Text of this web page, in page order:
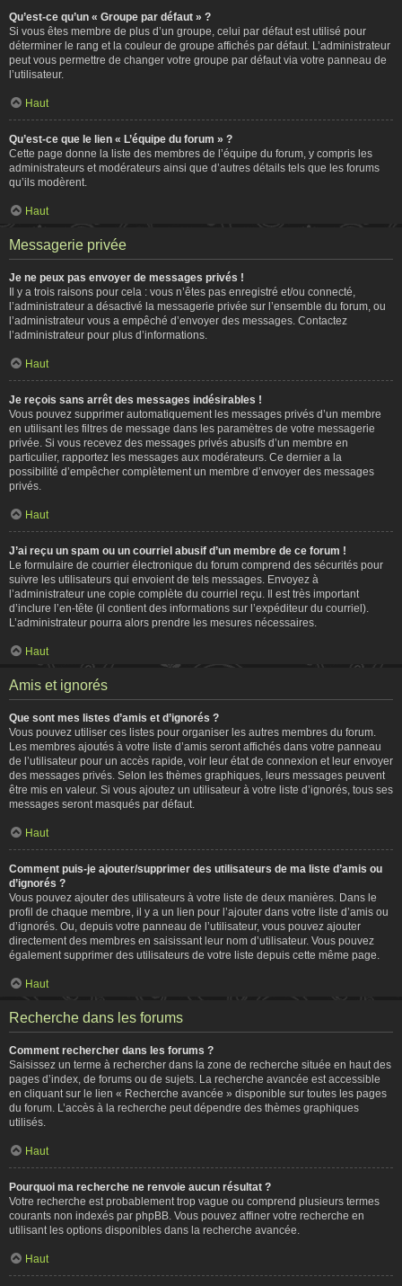
Qu’est-ce qu’un « Groupe par défaut » ?
Si vous êtes membre de plus d’un groupe, celui par défaut est utilisé pour
déterminer le rang et la couleur de groupe affichés par défaut. L’administrateur
peut vous permettre de changer votre groupe par défaut via votre panneau de
l’utilisateur.
Haut
Qu’est-ce que le lien « L’équipe du forum » ?
Cette page donne la liste des membres de l’équipe du forum, y compris les
administrateurs et modérateurs ainsi que d’autres détails tels que les forums
qu’ils modèrent.
Haut
Messagerie privée
Je ne peux pas envoyer de messages privés !
Il y a trois raisons pour cela : vous n’êtes pas enregistré et/ou connecté,
l’administrateur a désactivé la messagerie privée sur l’ensemble du forum, ou
l’administrateur vous a empêché d’envoyer des messages. Contactez
l’administrateur pour plus d’informations.
Haut
Je reçois sans arrêt des messages indésirables !
Vous pouvez supprimer automatiquement les messages privés d’un membre
en utilisant les filtres de message dans les paramètres de votre messagerie
privée. Si vous recevez des messages privés abusifs d’un membre en
particulier, rapportez les messages aux modérateurs. Ce dernier a la
possibilité d’empêcher complètement un membre d’envoyer des messages
privés.
Haut
J’ai reçu un spam ou un courriel abusif d’un membre de ce forum !
Le formulaire de courrier électronique du forum comprend des sécurités pour
suivre les utilisateurs qui envoient de tels messages. Envoyez à
l’administrateur une copie complète du courriel reçu. Il est très important
d’inclure l’en-tête (il contient des informations sur l’expéditeur du courriel).
L’administrateur pourra alors prendre les mesures nécessaires.
Haut
Amis et ignorés
Que sont mes listes d’amis et d’ignorés ?
Vous pouvez utiliser ces listes pour organiser les autres membres du forum.
Les membres ajoutés à votre liste d’amis seront affichés dans votre panneau
de l’utilisateur pour un accès rapide, voir leur état de connexion et leur envoyer
des messages privés. Selon les thèmes graphiques, leurs messages peuvent
être mis en valeur. Si vous ajoutez un utilisateur à votre liste d’ignorés, tous ses
messages seront masqués par défaut.
Haut
Comment puis-je ajouter/supprimer des utilisateurs de ma liste d’amis ou
d’ignorés ?
Vous pouvez ajouter des utilisateurs à votre liste de deux manières. Dans le
profil de chaque membre, il y a un lien pour l’ajouter dans votre liste d’amis ou
d’ignorés. Ou, depuis votre panneau de l’utilisateur, vous pouvez ajouter
directement des membres en saisissant leur nom d’utilisateur. Vous pouvez
également supprimer des utilisateurs de votre liste depuis cette même page.
Haut
Recherche dans les forums
Comment rechercher dans les forums ?
Saisissez un terme à rechercher dans la zone de recherche située en haut des
pages d’index, de forums ou de sujets. La recherche avancée est accessible
en cliquant sur le lien « Recherche avancée » disponible sur toutes les pages
du forum. L’accès à la recherche peut dépendre des thèmes graphiques
utilisés.
Haut
Pourquoi ma recherche ne renvoie aucun résultat ?
Votre recherche est probablement trop vague ou comprend plusieurs termes
courants non indexés par phpBB. Vous pouvez affiner votre recherche en
utilisant les options disponibles dans la recherche avancée.
Haut